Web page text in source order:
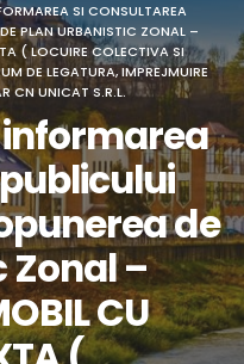
SI CONSULTAREA
PLAN URBANISTIC ZONAL –
( LOCUIRE COLECTIVA SI
DE LEGATURA, IMPREJMUIRE
CN UNICAT S.R.L.
informarea
de
Zonal –
CU